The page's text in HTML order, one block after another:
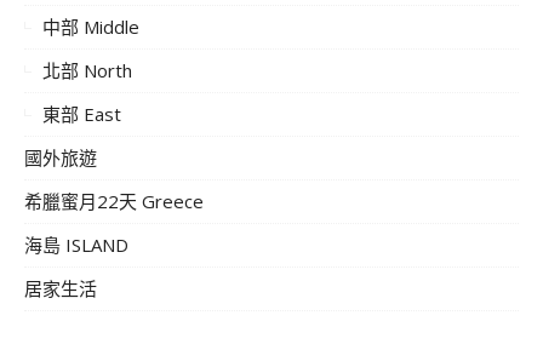
中部 Middle
北部 North
東部 East
國外旅遊
希臘蜜月22天 Greece
海島 ISLAND
居家生活